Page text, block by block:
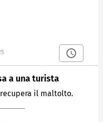
a una turista
il maltolto.